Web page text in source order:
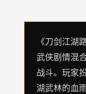
《刀剑江湖
武侠剧情混
战斗。玩家
湖武林的血